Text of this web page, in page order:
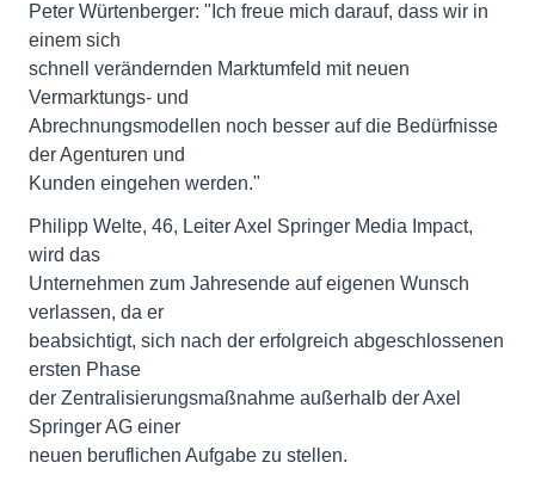
Peter Würtenberger: "Ich freue mich darauf, dass wir in
einem sich
schnell verändernden Marktumfeld mit neuen
Vermarktungs- und
Abrechnungsmodellen noch besser auf die Bedürfnisse
der Agenturen und
Kunden eingehen werden."
Philipp Welte, 46, Leiter Axel Springer Media Impact,
wird das
Unternehmen zum Jahresende auf eigenen Wunsch
verlassen, da er
beabsichtigt, sich nach der erfolgreich abgeschlossenen
ersten Phase
der Zentralisierungsmaßnahme außerhalb der Axel
Springer AG einer
neuen beruflichen Aufgabe zu stellen.